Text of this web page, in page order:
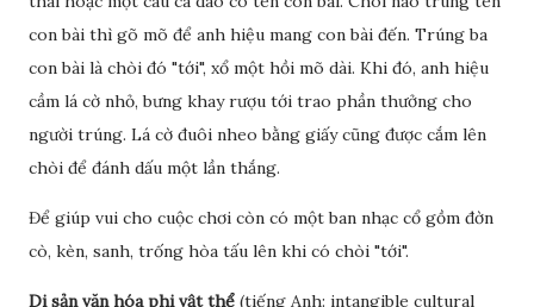
con bài thì gõ mõ để anh hiệu mang con bài đến. Trúng ba
con bài là chòi đó "tới", xổ một hồi mõ dài. Khi đó, anh hiệu
cầm lá cờ nhỏ, bưng khay rượu tới trao phần thưởng cho
người trúng. Lá cờ đuôi nheo bằng giấy cũng được cắm lên
chòi để đánh dấu một lần thắng.
Để giúp vui cho cuộc chơi còn có một ban nhạc cổ gồm đờn
cò, kèn, sanh, trống hòa tấu lên khi có chòi "tới".
Di sản văn hóa phi vật thể (tiếng Anh: intangible cultural